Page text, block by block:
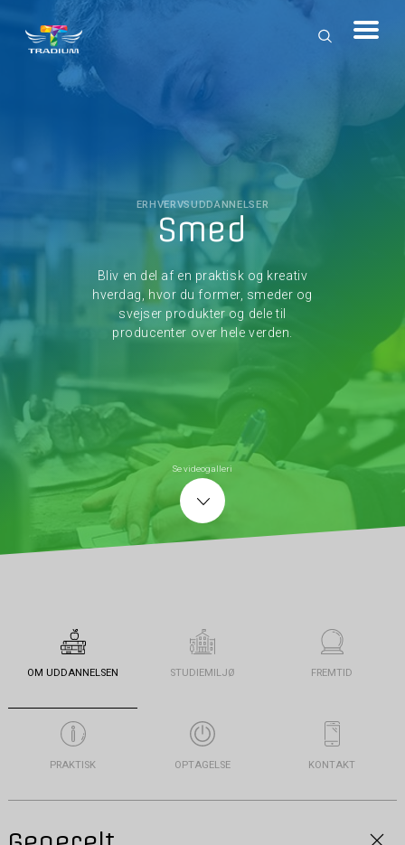
ERHVERVSUDDANNELSER
Smed
Bliv en del af en praktisk og kreativ
hverdag, hvor du former, smeder og
svejser produkter og dele til
producenter over hele verden.
Se videogalleri
OM UDDANNELSEN STUDIEMILJØ FREMTID
PRAKTISK OPTAGELSE KONTAKT